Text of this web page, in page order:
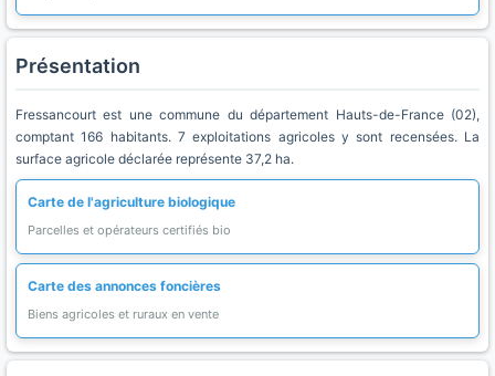
Présentation
Fressancourt est une commune du département Hauts-de-France (02),
comptant 166 habitants. 7 exploitations agricoles y sont recensées. La
surface agricole déclarée représente 37,2 ha.
Carte de l'agriculture biologique
Parcelles et opérateurs certifiés bio
Carte des annonces foncières
Biens agricoles et ruraux en vente